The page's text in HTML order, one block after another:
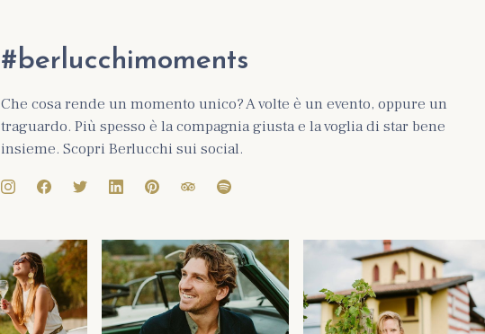
#berlucchimoments
Che cosa rende un momento unico? A volte è un evento, oppure un
traguardo. Più spesso è la compagnia giusta e la voglia di star bene
insieme. Scopri Berlucchi sui social.